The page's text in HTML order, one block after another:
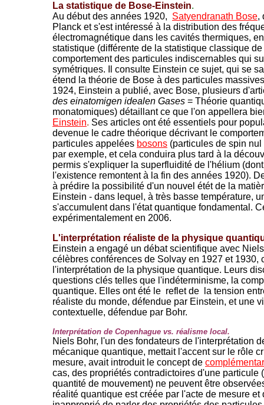
La statistique de Bose-Einstein.
Au début des années 1920, Satyendranath Bose,
Planck et s'est intéressé à la distribution des
électromagnétique dans les cavités thermiques,
statistique (différente de la statistique classique de
comportement des particules indiscernables qui
symétriques. Il consulte Einstein ce sujet, qui se
étend la théorie de Bose à des particules
1924, Einstein a publié, avec Bose, plusieurs
des einatomigen idealen Gases = Théorie
monatomiques) détaillant ce que l'on appellera
Einstein. Ses articles ont été essentiels pour
devenue le cadre théorique décrivant le
particules appelées bosons (particules de spin
par exemple, et cela conduira plus tard à la
permis s'expliquer la superfluidité de l'hélium
l'existence remontent à la fin des années 1920).
à prédire la possibilité d'un nouvel étét de la
Einstein - dans lequel, à très basse température,
s'accumulent dans l'état quantique fondamental.
expérimentalement en 2006.
L'interprétation réaliste de la physique
Einstein a engagé un débat scientifique avec
célèbres conférences de Solvay en 1927 et 1930,
l'interprétation de la physique quantique. Leurs
questions clés telles que l'indéterminisme, la
quantique. Elles ont été le reflet de la tension
réaliste du monde, défendue par Einstein, et une
contextuelle, défendue par Bohr.
Interprétation de Copenhague vs. réalisme local.
Niels Bohr, l'un des fondateurs de l'interprétation
mécanique quantique, mettait l'accent sur le rôle
mesure, avait introduit le concept de
cas, des propriétés contradictoires d'une particule
quantité de mouvement) ne peuvent être
réalité quantique est créée par l'acte de mesure et